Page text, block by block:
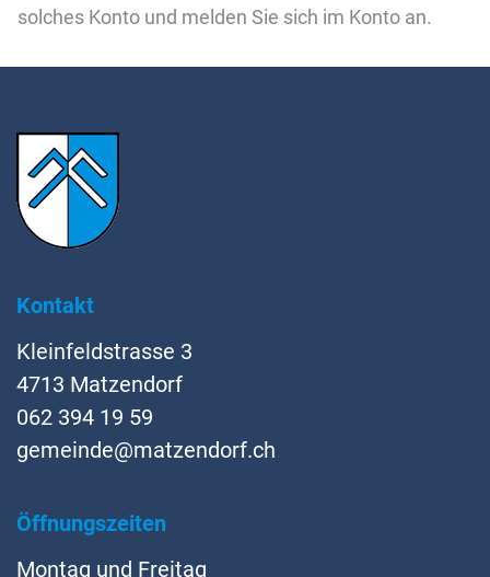
solches Konto und melden Sie sich im Konto an.
Kontakt
Kleinfeldstrasse 3
4713 Matzendorf
062 394 19 59
gemeinde@matzendorf.ch
Öffnungszeiten
Montag und Freitag